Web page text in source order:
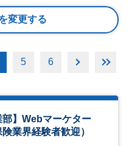
変更する
5 6
部】Webマーケター
業界経験者歓迎）